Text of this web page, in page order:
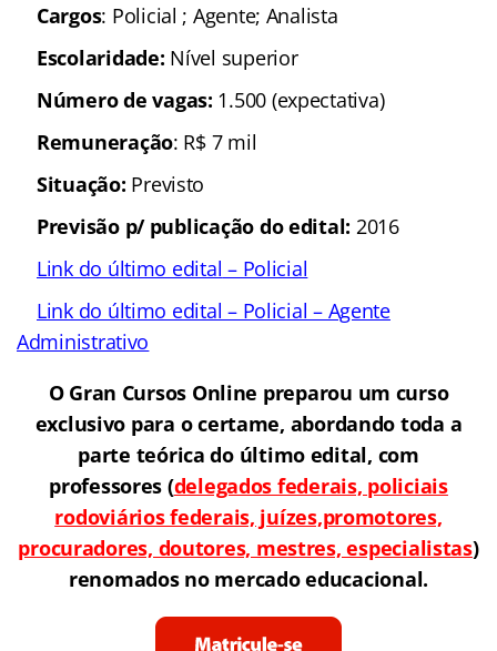
Cargos: Policial ; Agente; Analista
Escolaridade: Nível superior
Número de vagas: 1.500 (expectativa)
Remuneração: R$ 7 mil
Situação: Previsto
Previsão p/ publicação do edital: 2016
Link do último edital – Policial
Link do último edital – Policial – Agente
Administrativo
O Gran Cursos Online preparou um curso
exclusivo para o certame, abordando toda a
parte teórica do último edital, com
professores (delegados federais, policiais
rodoviários federais, juízes,promotores,
procuradores, doutores, mestres, especialistas)
renomados no mercado educacional.